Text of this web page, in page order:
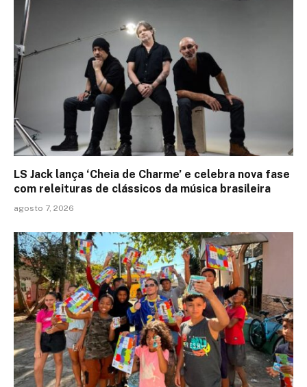
LS Jack lança ‘Cheia de Charme’ e celebra nova fase
com releituras de clássicos da música brasileira
agosto 7, 2026